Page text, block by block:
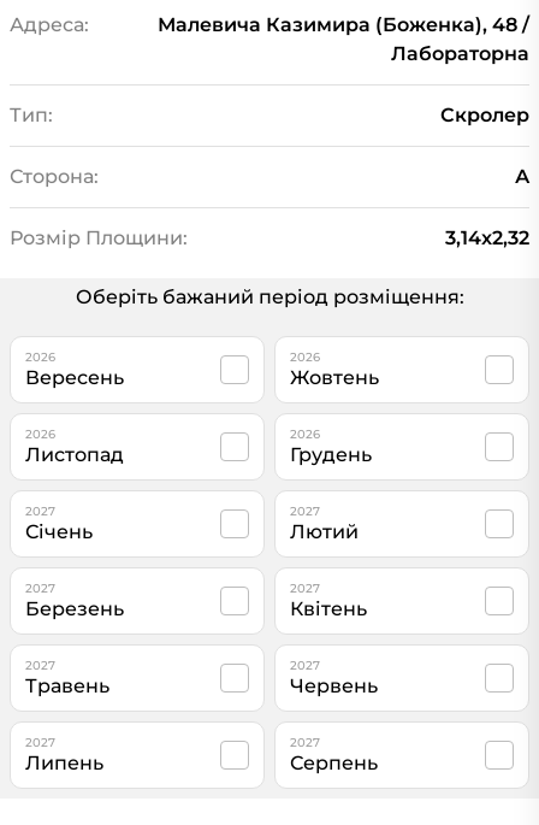
Адреса:
Малевича Казимира (Боженка), 48 /
Лабораторна
Тип: Скролер
Сторона: А
Розмір Площини: 3,14x2,32
Оберіть бажаний період розміщення:
2026
Вересень
2026
Жовтень
2026
Листопад
2026
Грудень
2027
Січень
2027
Лютий
2027
Березень
2027
Квітень
2027
Травень
2027
Червень
2027
Липень
2027
Серпень